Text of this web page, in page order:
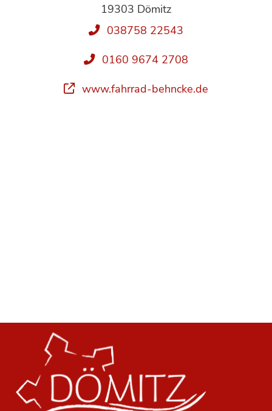
19303 Dömitz
038758 22543
0160 9674 2708
www.fahrrad-behncke.de